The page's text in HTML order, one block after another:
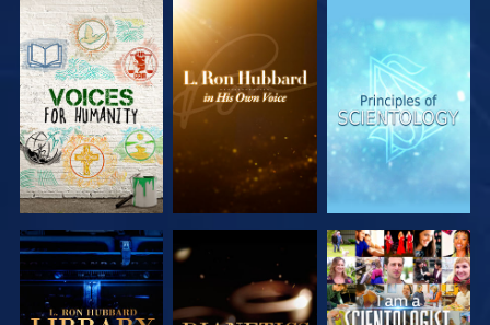
SERIE
ENTDECKEN
SERIE
ENTDECKEN
SERIE
ENTDECKEN
SERIE
ENTDECKEN
SERIE
ENTDECKEN
ANSEHEN